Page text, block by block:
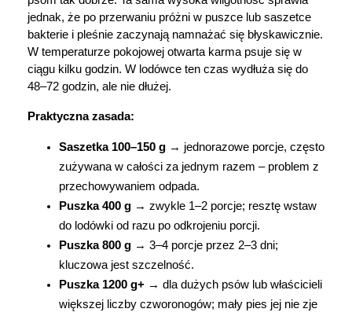
jednak, że po przerwaniu próżni w puszce lub saszetce
bakterie i pleśnie zaczynają namnażać się błyskawicznie.
W temperaturze pokojowej otwarta karma psuje się w
ciągu kilku godzin. W lodówce ten czas wydłuża się do
48–72 godzin, ale nie dłużej.
Praktyczna zasada:
Saszetka 100–150 g → jednorazowe porcje, często
zużywana w całości za jednym razem – problem z
przechowywaniem odpada.
Puszka 400 g → zwykle 1–2 porcje; resztę wstaw
do lodówki od razu po odkrojeniu porcji.
Puszka 800 g → 3–4 porcje przez 2–3 dni;
kluczowa jest szczelność.
Puszka 1200 g+ → dla dużych psów lub właścicieli
większej liczby czworonogów; mały pies jej nie zje